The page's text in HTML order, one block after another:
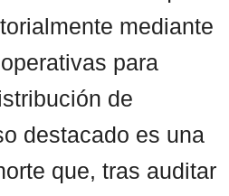
mediante
para
de
destacado es una
que, tras auditar